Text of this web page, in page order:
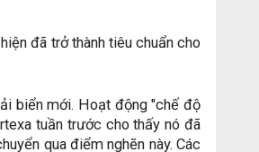
đã trở thành tiêu chuẩn cho
biển mới. Hoạt động "chế độ
tuần trước cho thấy nó đã
qua điểm nghẽn này. Các